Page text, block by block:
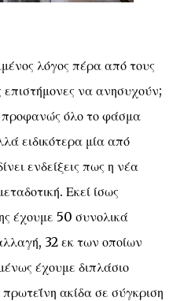
λόγος πέρα από τους
να ανησυχούν;
προφανώς όλο το φάσμα
ειδικότερα μία από
ενδείξεις πως η νέα
Εκεί ίσως
έχουμε 50 συνολικά
32 εκ των οποίων
έχουμε διπλάσιο
ακίδα σε σύγκριση